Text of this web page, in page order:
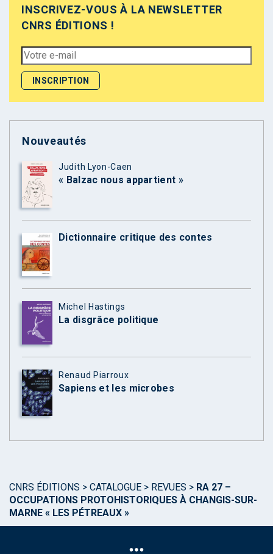
INSCRIVEZ-VOUS À LA NEWSLETTER
CNRS ÉDITIONS !
Nouveautés
Judith Lyon-Caen
« Balzac nous appartient »
Dictionnaire critique des contes
Michel Hastings
La disgrâce politique
Renaud Piarroux
Sapiens et les microbes
CNRS ÉDITIONS > CATALOGUE > REVUES > RA 27 –
OCCUPATIONS PROTOHISTORIQUES À CHANGIS-SUR-
MARNE « LES PÉTREAUX »